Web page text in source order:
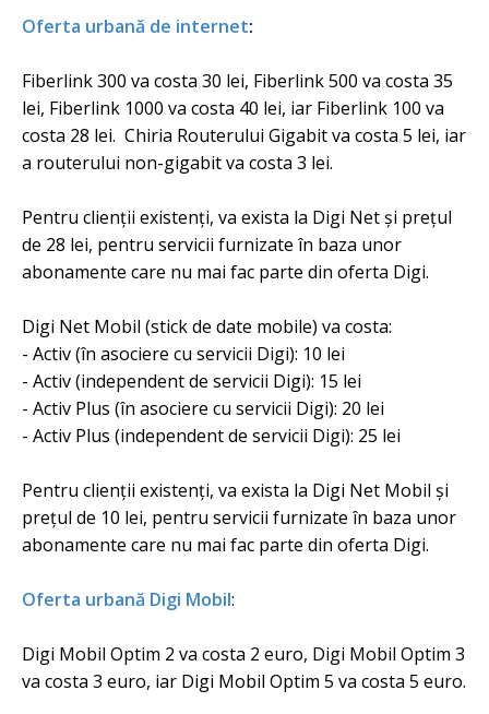
Oferta urbană de internet:
Fiberlink 300 va costa 30 lei, Fiberlink 500 va costa 35
lei, Fiberlink 1000 va costa 40 lei, iar Fiberlink 100 va
costa 28 lei. Chiria Routerului Gigabit va costa 5 lei, iar
a routerului non-gigabit va costa 3 lei.
Pentru clienții existenți, va exista la Digi Net și prețul
de 28 lei, pentru servicii furnizate în baza unor
abonamente care nu mai fac parte din oferta Digi.
Digi Net Mobil (stick de date mobile) va costa:
- Activ (în asociere cu servicii Digi): 10 lei
- Activ (independent de servicii Digi): 15 lei
- Activ Plus (în asociere cu servicii Digi): 20 lei
- Activ Plus (independent de servicii Digi): 25 lei
Pentru clienții existenți, va exista la Digi Net Mobil și
prețul de 10 lei, pentru servicii furnizate în baza unor
abonamente care nu mai fac parte din oferta Digi.
Oferta urbană Digi Mobil:
Digi Mobil Optim 2 va costa 2 euro, Digi Mobil Optim 3
va costa 3 euro, iar Digi Mobil Optim 5 va costa 5 euro.